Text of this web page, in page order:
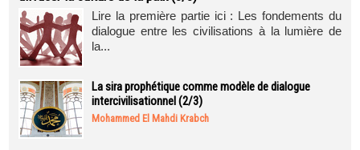
Lire la première partie ici : Les fondements du
dialogue entre les civilisations à la lumière de
la...
La sira prophétique comme modèle de dialogue
intercivilisationnel (2/3)
Mohammed El Mahdi Krabch